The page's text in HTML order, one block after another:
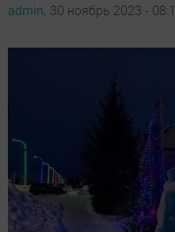
admin, 30 ноябрь 2023 -